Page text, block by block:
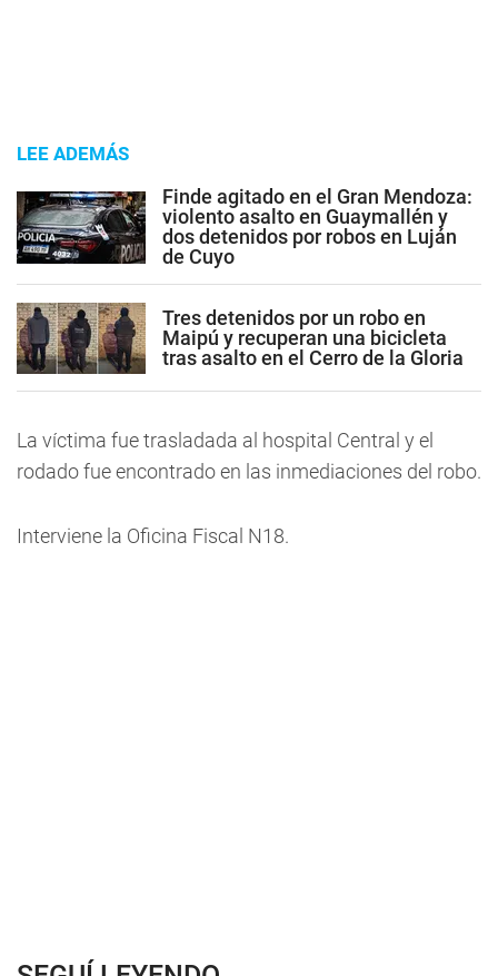
LEE ADEMÁS
Finde agitado en el Gran Mendoza:
violento asalto en Guaymallén y
dos detenidos por robos en Luján
de Cuyo
Tres detenidos por un robo en
Maipú y recuperan una bicicleta
tras asalto en el Cerro de la Gloria
La víctima fue trasladada al hospital Central y el
rodado fue encontrado en las inmediaciones del robo.
Interviene la Oficina Fiscal N18.